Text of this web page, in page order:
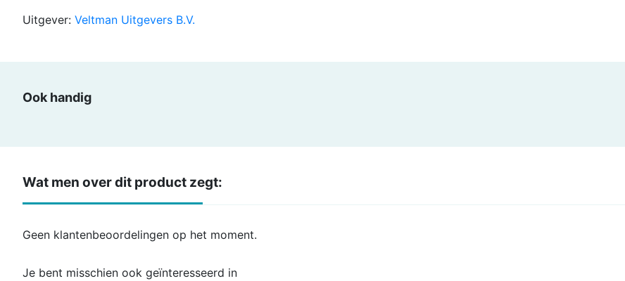
Uitgever: Veltman Uitgevers B.V.
Ook handig
Wat men over dit product zegt:
Geen klantenbeoordelingen op het moment.
Je bent misschien ook geïnteresseerd in